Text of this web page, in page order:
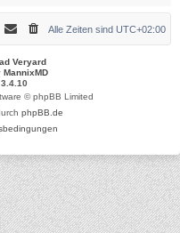
Alle Zeiten sind UTC+02:00
Veryard
MannixMD
© phpBB Limited
phpBB.de